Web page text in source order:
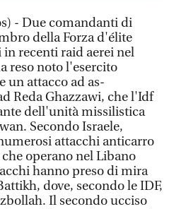
- Due comandanti di
della Forza d'élite
recenti raid aerei nel
reso noto l'esercito
un attacco ad as-
Reda Ghazzawi, che l'Idf
dell'unità missilistica
Secondo Israele,
attacchi anticarro
operano nel Libano
hanno preso di mira
dove, secondo le IDF,
Il secondo ucciso